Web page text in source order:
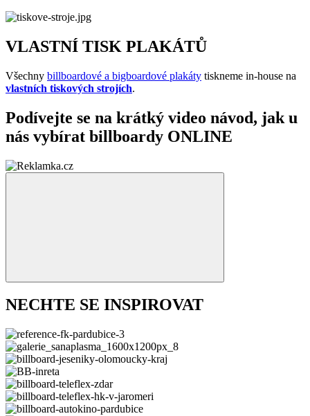
VLASTNÍ TISK PLAKÁTŮ
Všechny billboardové a bigboardové plakáty tiskneme in-house na
vlastních tiskových strojích.
Podívejte se na krátký video návod, jak u
nás vybírat billboardy ONLINE
NECHTE SE INSPIROVAT